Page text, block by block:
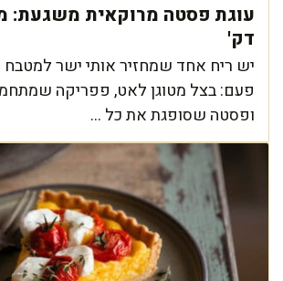
דק'
יש ריח אחד שמחזיר אותי ישר למטבח
פעם: בצל מטוגן לאט, פפריקה
ופסטה שסופגת את כל ...